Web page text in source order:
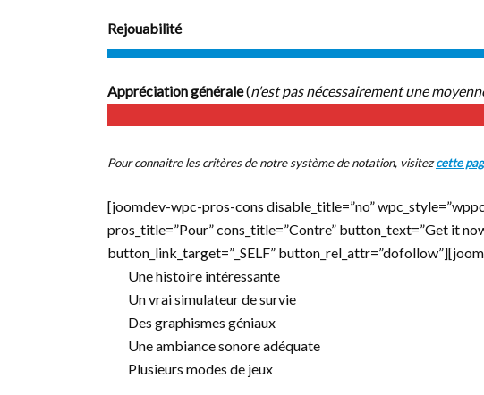
Rejouabilité
Appréciation générale(n'est pas nécessairement une
Pour connaitre les critères de notre système de notation, visitezcette
[joomdev-wpc-pros-cons disable_title=”no”
pros_title=”Pour” cons_title=”Contre” button_text=”Get it
button_link_target=”_SELF”
Une histoire intéressante
Un vrai simulateur de survie
Des graphismes géniaux
Une ambiance sonore adéquate
Plusieurs modes de jeux